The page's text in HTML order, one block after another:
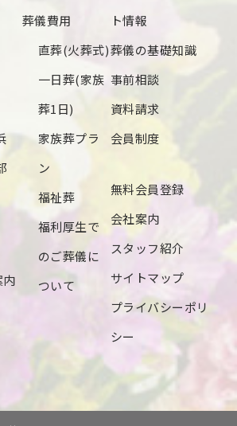
内
葬儀費用
直葬(火葬式)
一日葬(家族
葬1日)
家族葬プラ
ン
福祉葬
福利厚生で
のご葬儀に
ついて
ト情報
葬儀の基礎知識
事前相談
資料請求
会員制度
無料会員登録
会社案内
スタッフ紹介
サイトマップ
プライバシーポリ
シー